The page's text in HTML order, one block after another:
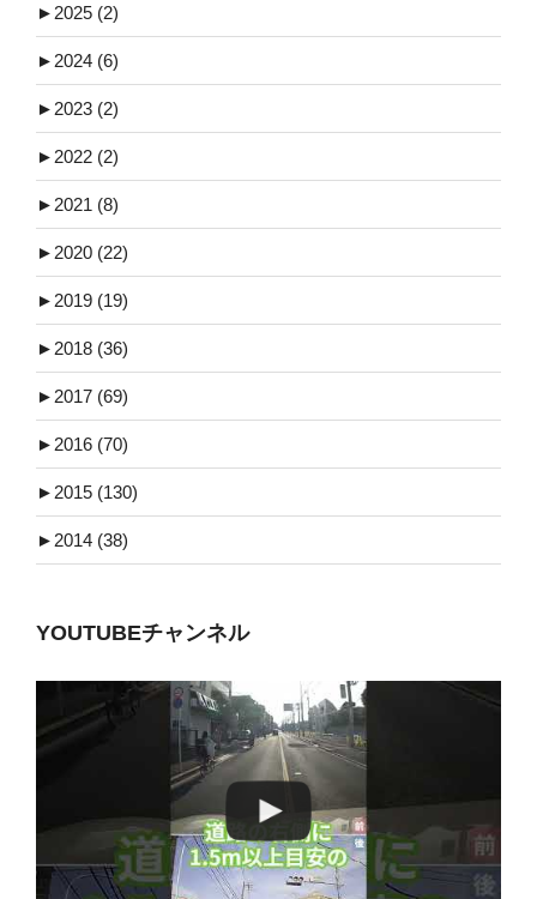
► 2025 (2)
► 2024 (6)
► 2023 (2)
► 2022 (2)
► 2021 (8)
► 2020 (22)
► 2019 (19)
► 2018 (36)
► 2017 (69)
► 2016 (70)
► 2015 (130)
► 2014 (38)
YOUTUBEチャンネル